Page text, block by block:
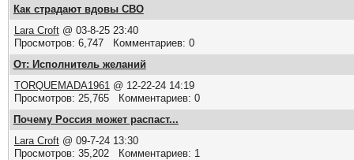
Как страдают вдовы СВО
Lara Croft@ 03-8-25 23:40
Просмотров: 6,747 Комментариев: 0
От: Исполнитель желаний
TORQUEMADA1961@ 12-22-24 14:19
Просмотров: 25,765 Комментариев: 0
Почему Россия может распаст...
Lara Croft@ 09-7-24 13:30
Просмотров: 35,202 Комментариев: 1